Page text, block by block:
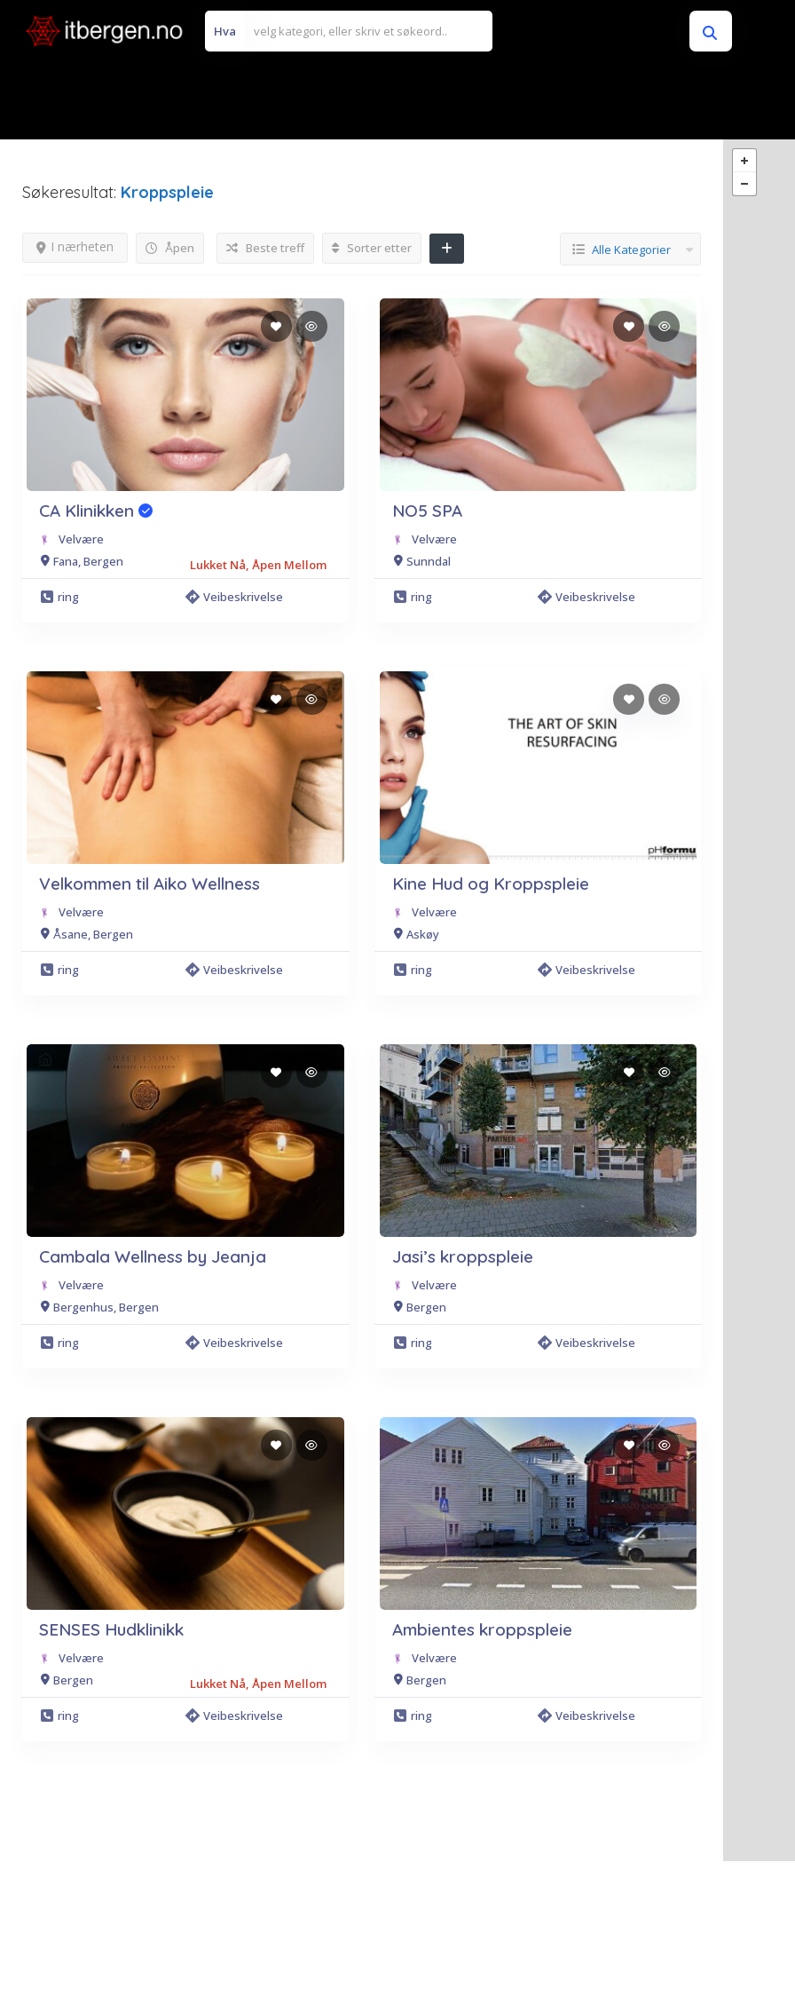
Hva
Søkeresultat: Kroppspleie
Åpen
I nærheten Beste treff Sorter etter Alle Kategorier
CA Klinikken
Velvære
Fana, Bergen
Lukket Nå, Åpen Mellom
ring
Veibeskrivelse
NO5 SPA
Velvære
Sunndal
ring Veibeskrivelse
Velkommen til Aiko Wellness
Velvære
Åsane, Bergen
ring Veibeskrivelse
Kine Hud og Kroppspleie
Velvære
Askøy
ring Veibeskrivelse
Cambala Wellness by Jeanja
Velvære
Bergenhus, Bergen
ring Veibeskrivelse
Jasi’s kroppspleie
Velvære
Bergen
ring Veibeskrivelse
SENSES Hudklinikk
Velvære
Bergen
Lukket Nå, Åpen Mellom
ring
Veibeskrivelse
Ambientes kroppspleie
Velvære
Bergen
ring Veibeskrivelse